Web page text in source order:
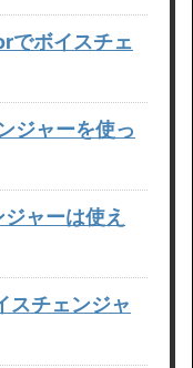
でボイスチェ
ジャーを使っ
ャーは使え
スチェンジャ